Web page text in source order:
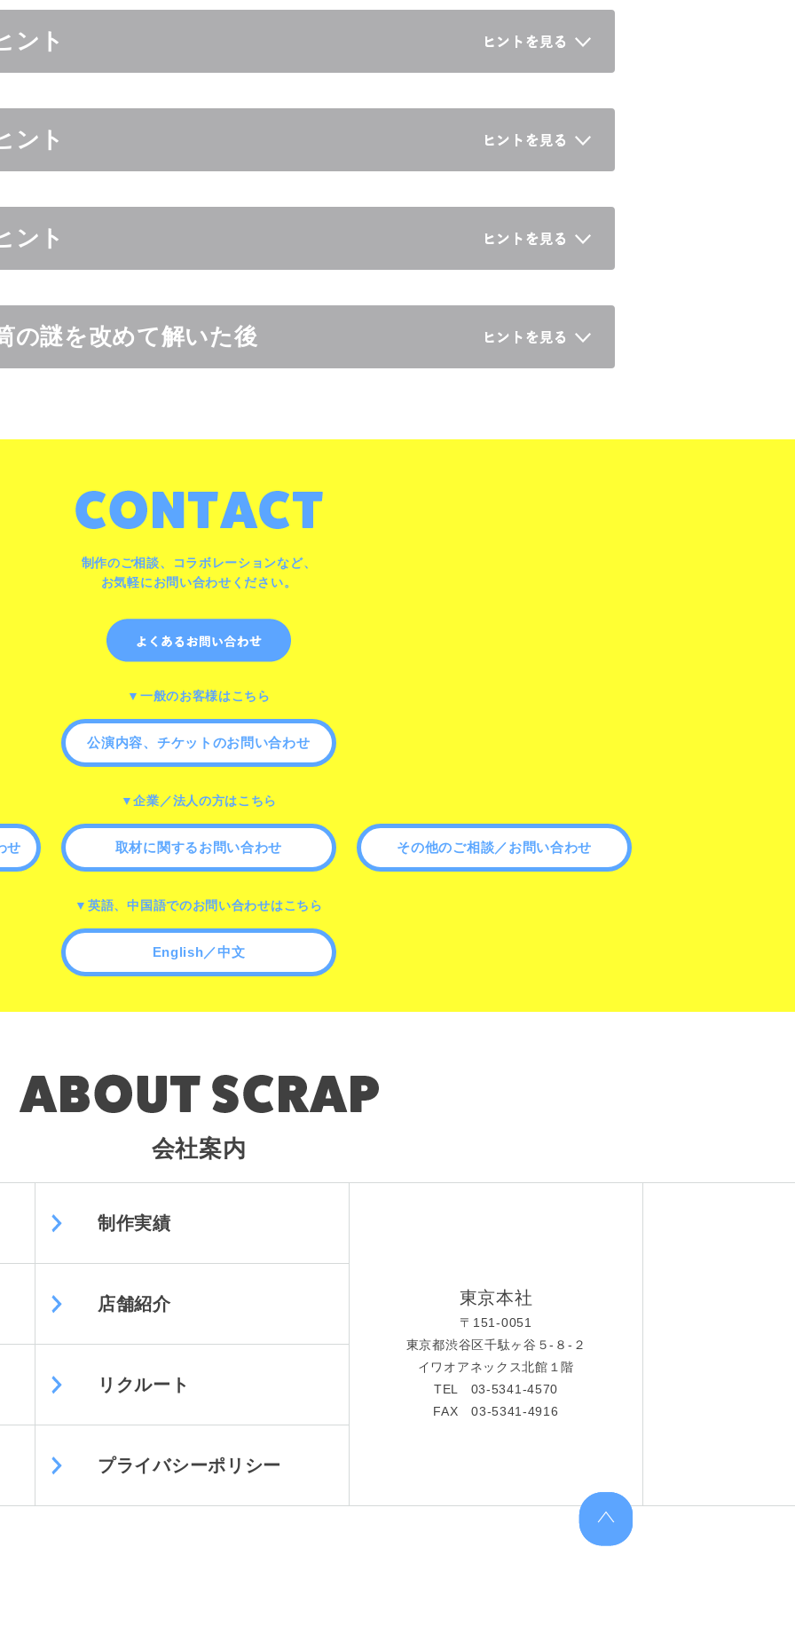
ント
ント
ント
の謎を改めて解いた後
制作のご相談、コラボレーションなど、
お気軽にお問い合わせください。
▼一般のお客様はこちら
公演内容、チケットのお問い合わせ
▼企業／法人の方はこちら
せ 取材に関するお問い合わせ その他のご相談／お問い合わせ
▼英語、中国語でのお問い合わせはこちら
English／中文
会社案内
制作実績
店舗紹介
リクルート
プライバシーポリシー
東京本社
〒151-0051
東京都渋谷区千駄ヶ谷５-８-２
イワオアネックス北館１階
TEL 03-5341-4570
FAX 03-5341-4916